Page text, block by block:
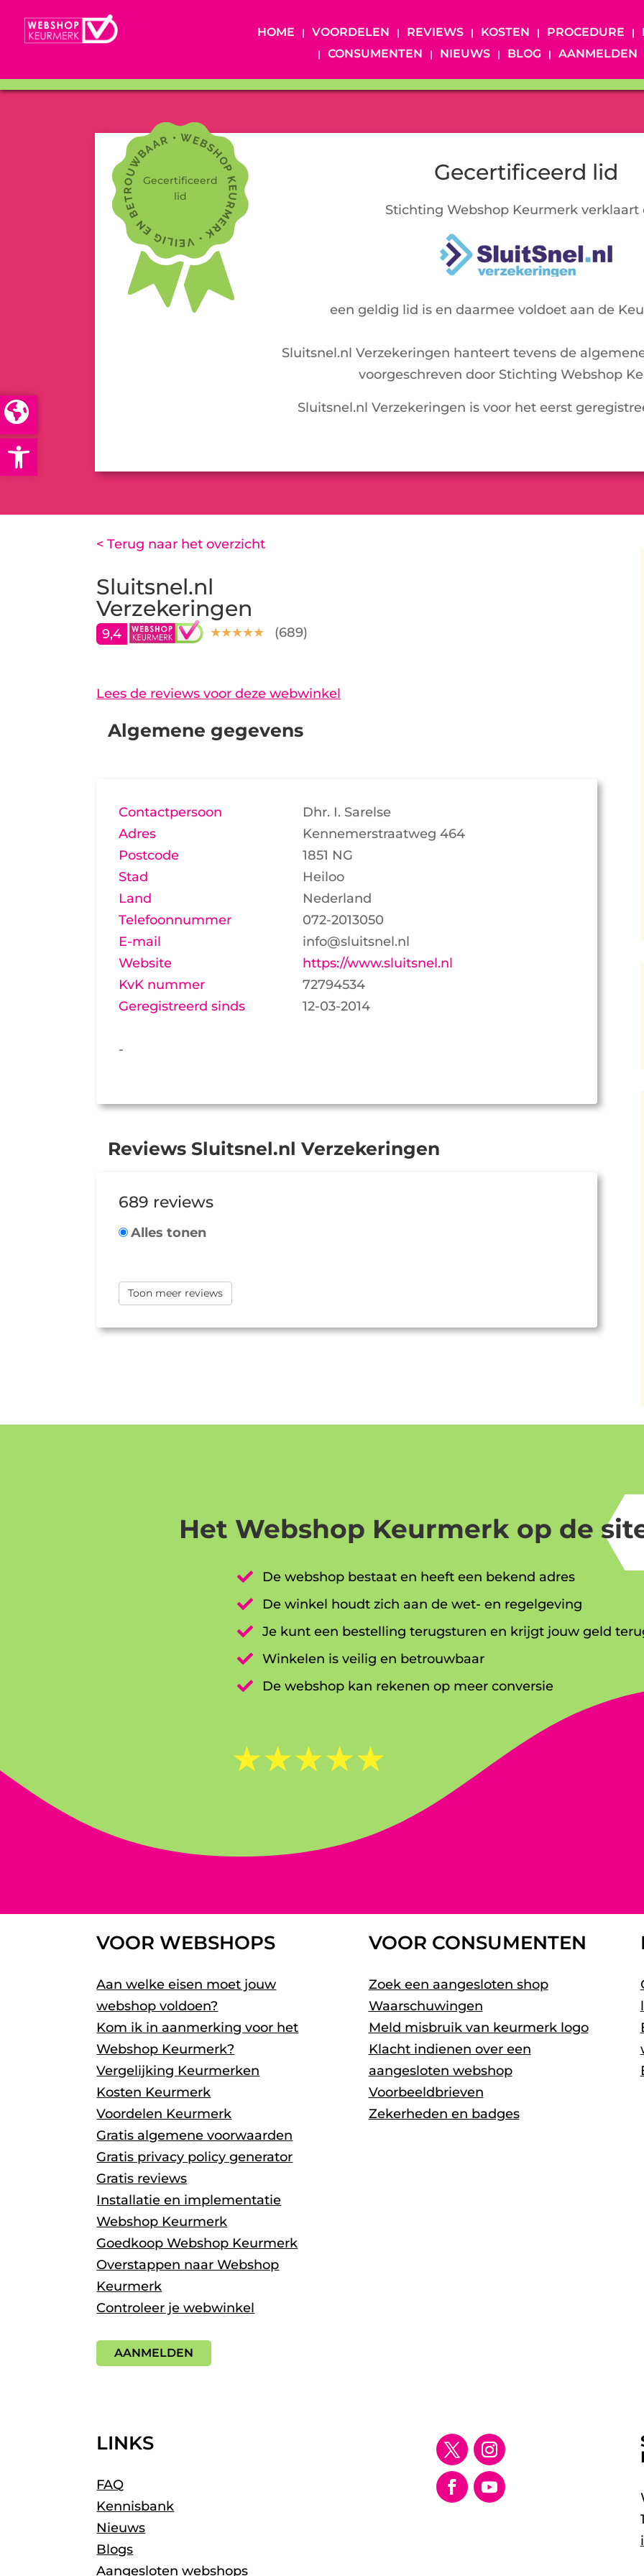
Open toolbar
HOME VOORDELEN REVIEWS KOSTEN PROCEDURE
CONSUMENTEN
NIEUWS BLOG AANMELDEN
Gecertificeerd
lid
Gecertificeerd lid
Stichting Webshop Keurmerk verklaart
een geldig lid is en daarmee voldoet aan de
Sluitsnel.nl Verzekeringen hanteert tevens de
voorgeschreven door Stichting Webshop
Sluitsnel.nl Verzekeringen is voor het eerst
< Terug naar het overzicht
Sluitsnel.nl
Verzekeringen
9,4 (689)
Lees de reviews voor deze webwinkel
Algemene gegevens
Contactpersoon
Dhr. I. Sarelse
Adres
Kennemerstraatweg 464
Postcode
1851 NG
Stad
Heiloo
Land
Nederland
Telefoonnummer
072-2013050
E-mail
info@sluitsnel.nl
Website
https://www.sluitsnel.nl
KvK nummer
72794534
Geregistreerd sinds
12-03-2014
-
Reviews Sluitsnel.nl Verzekeringen
689 reviews
Alles tonen
Toon meer reviews
Het Webshop Keurmerk op de

De webshop bestaat en heeft een bekend adres

De winkel houdt zich aan de wet- en regelgeving
 Je kunt een bestelling terugsturen en krijgt jouw geld
 Winkelen is veilig en betrouwbaar

De webshop kan rekenen op meer conversie
☆☆☆☆☆
VOOR WEBSHOPS
Aan welke eisen moet jouw
webshop voldoen?
Kom ik in aanmerking voor het
Webshop Keurmerk?
Vergelijking Keurmerken
Kosten Keurmerk
Voordelen Keurmerk
Gratis algemene voorwaarden
Gratis privacy policy generator
Gratis reviews
Installatie en implementatie
Webshop Keurmerk
Goedkoop Webshop Keurmerk
Overstappen naar Webshop
Keurmerk
Controleer je webwinkel
AANMELDEN
VOOR CONSUMENTEN
Zoek een aangesloten shop
Waarschuwingen
Meld misbruik van keurmerk logo
Klacht indienen over een
aangesloten webshop
Voorbeeldbrieven
Zekerheden en badges
LINKS
FAQ
Kennisbank
Nieuws
Blogs
Aangesloten webshops